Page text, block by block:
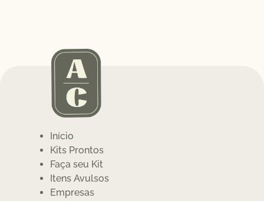
Início
Kits Prontos
Faça seu Kit
Itens Avulsos
Empresas